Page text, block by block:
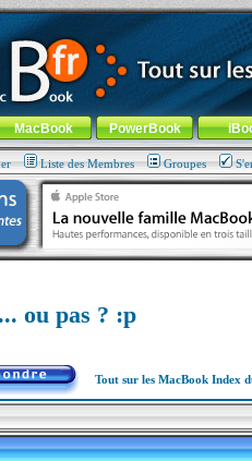
nomade !
menu général-Aller au menu de
MacBook PowerBook
Liste des Membres Groupes
ou pas ? :p
Tout sur les MacBook Index